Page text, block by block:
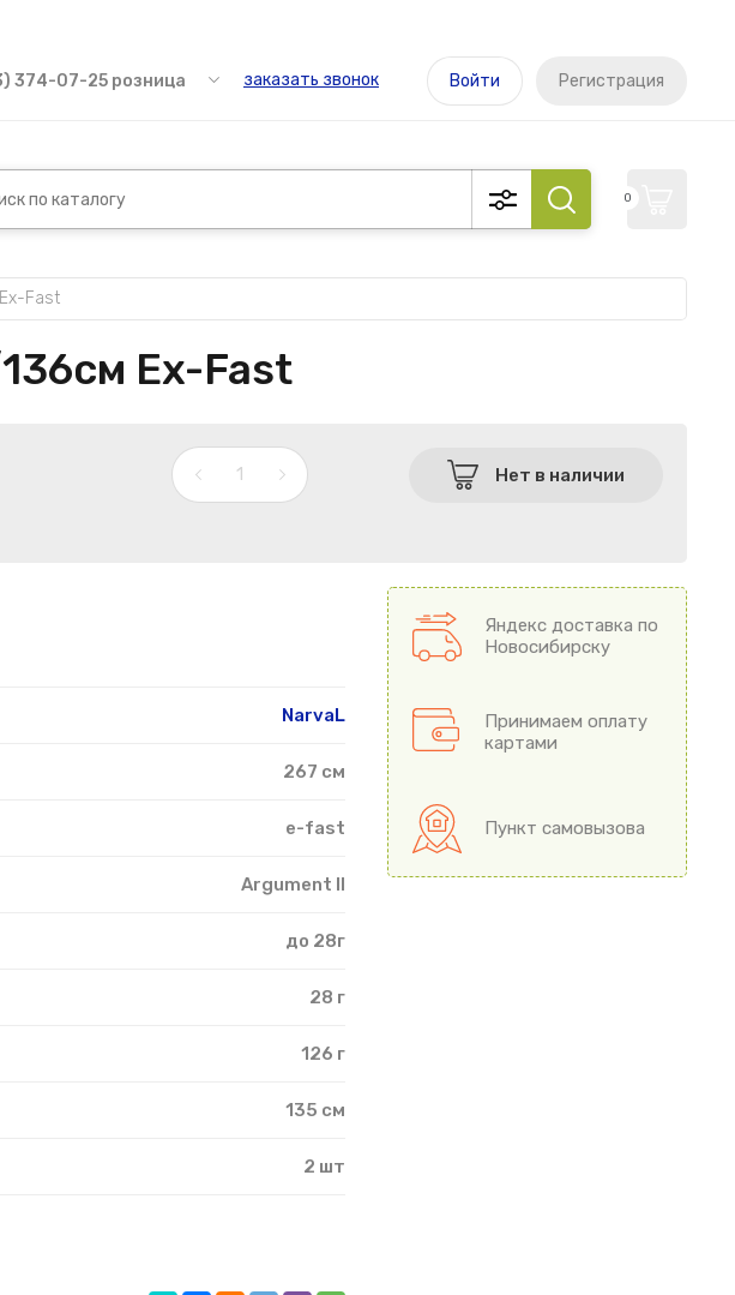
374-07-25 розница заказать звонок Войти Регистрация
0
Fast
Ex-Fast
Нет в наличии
NarvaL
267 см
e-fast
Argument II
до 28г
28 г
126 г
135 см
2 шт
Яндекс доставка по
Новосибирску
Принимаем оплату
картами
Пункт самовызова